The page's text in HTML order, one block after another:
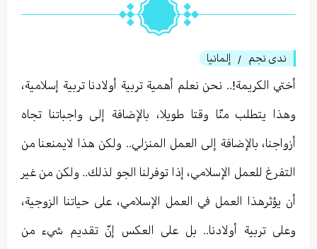
ندى نجم / إلمانيا
أختي الكريمة!.. نحن نعلم أهمية تربية أولادنا تربية إسلامية،
وهذا يتطلب منّا وقتا طويلا، بالإضافة إلى واجباتنا تجاه
أزواجنا، بالإضافة إلى العمل المنزلي.. ولكن هذا لايمنعنا من
التفرغ للعمل الإسلامي، إذا توفرلنا الجو لذلك.. ولكن من غير
أن يؤثرهذا العمل في العمل الإسلامي، على حياتنا الزوجية،
وعلى تربية أولادنا.. بل على العكس إنّ تقديم شيء من